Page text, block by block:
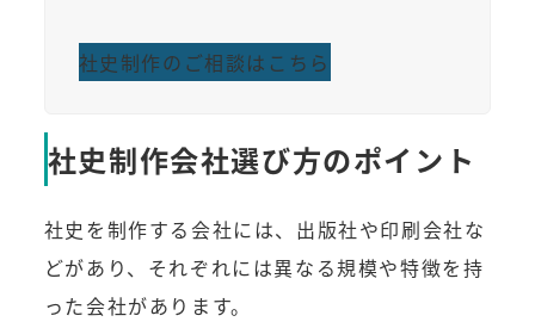
社史制作のご相談はこちら
社史制作会社選び方のポイント
社史を制作する会社には、出版社や印刷会社な
どがあり、それぞれには異なる規模や特徴を持
った会社があります。